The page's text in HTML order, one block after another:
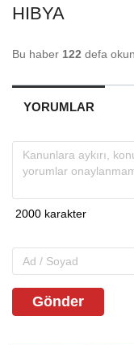
HIBYA
Bu haber 122 defa
YORUMLAR
Gönder